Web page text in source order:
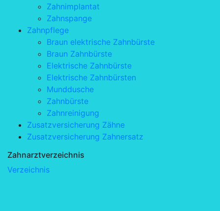
Zahnimplantat
Zahnspange
Zahnpflege
Braun elektrische Zahnbürste
Braun Zahnbürste
Elektrische Zahnbürste
Elektrische Zahnbürsten
Munddusche
Zahnbürste
Zahnreinigung
Zusatzversicherung Zähne
Zusatzversicherung Zahnersatz
Zahnarztverzeichnis
Verzeichnis